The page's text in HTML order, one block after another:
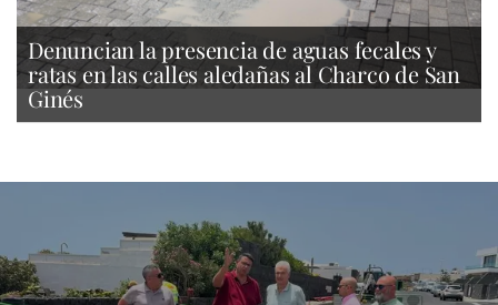
Denuncian la presencia de aguas fecales y
ratas en las calles aledañas al Charco de San
Ginés